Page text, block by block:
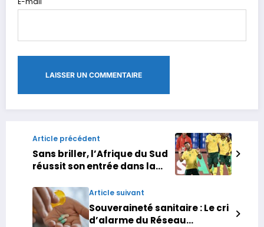
Article précédent
Sans briller, l’Afrique du Sud
réussit son entrée dans la
Article suivant
Souveraineté sanitaire : Le cri
d’alarme du Réseau